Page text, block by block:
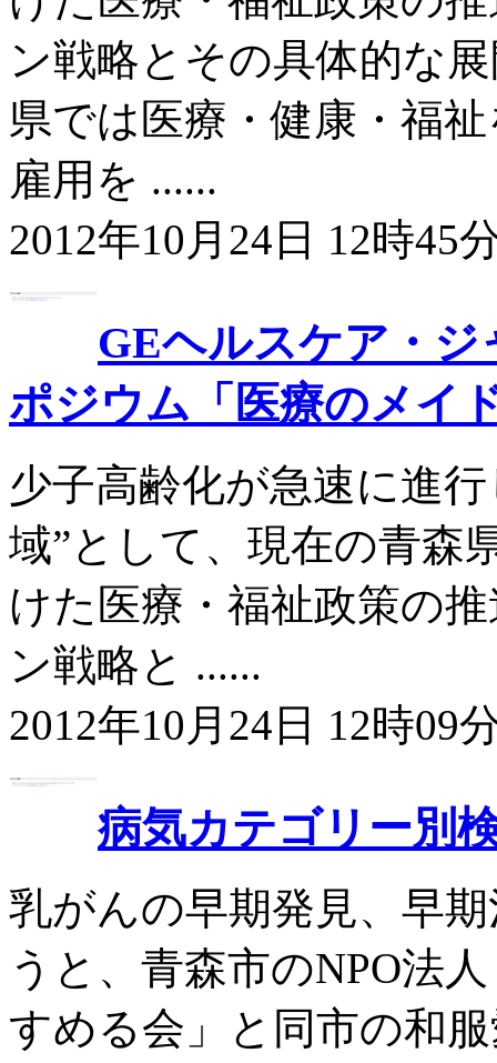
ン戦略とその具体的な
県では医療・健康・福
雇用を ......
2012年10月24日 12時45
GEヘルスケア・ジ
ポジウム「医療のメイ
少子高齢化が急速に進
域”として、現在の青森
けた医療・福祉政策の
ン戦略と ......
2012年10月24日 12時09
病気カテゴリー別
乳がんの早期発見、早
うと、青森市のNPO法
すめる会」と同市の和